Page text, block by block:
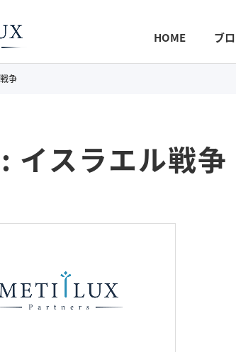
HOME ブ
争
イスラエル戦争